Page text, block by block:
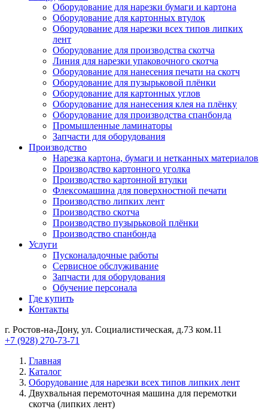
Оборудование для нарезки бумаги и картона
Оборудование для картонных втулок
Оборудование для нарезки всех типов липких
лент
Оборудование для производства скотча
Линия для нарезки упаковочного скотча
Оборудование для нанесения печати на скотч
Оборудование для пузырьковой плёнки
Оборудование для картонных углов
Оборудование для нанесения клея на плёнку
Оборудование для производства спанбонда
Промышленные ламинаторы
Запчасти для оборудования
Производство
Нарезка картона, бумаги и нетканных материалов
Производство картонного уголка
Производство картонной втулки
Флексомашина для поверхностной печати
Производство липких лент
Производство скотча
Производство пузырьковой плёнки
Производство спанбонда
Услуги
Пусконаладочные работы
Сервисное обслуживание
Запчасти для оборудования
Обучение персонала
Где купить
Контакты
г. Ростов-на-Дону, ул. Социалистическая, д.73 ком.11
+7 (928) 270-73-71
Главная
Каталог
Оборудование для нарезки всех типов липких лент
Двухвальная перемоточная машина для перемотки
скотча (липких лент)